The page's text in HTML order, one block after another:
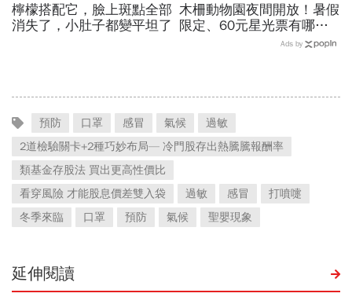
檸檬搭配它，臉上斑點全部
消失了，小肚子都變平坦了
木柵動物園夜間開放！暑假
限定、60元星光票有哪些
動物可以看？要預約嗎？時
Ads by
預防 口罩 感冒 氣候
過敏
2道檢驗關卡+2種巧妙布局— 冷門股存出熱騰騰報酬率
類基金存股法 買出更高性價比
看穿風險 才能股息價差雙入袋
過敏 感冒
打噴嚏
冬季來臨
口罩 預防 氣候 聖嬰現象
延伸閱讀